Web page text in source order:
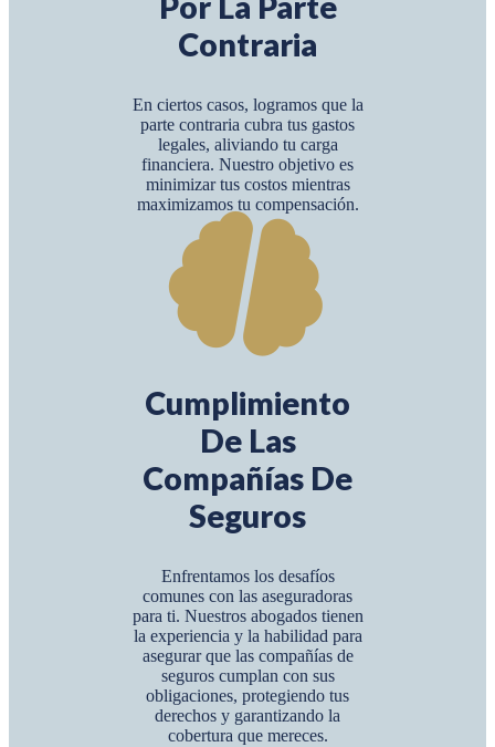
Contraria
En ciertos casos, logramos que la
parte contraria cubra tus gastos
legales, aliviando tu carga
financiera. Nuestro objetivo es
minimizar tus costos mientras
maximizamos tu compensación.
Cumplimiento
De Las
Compañías De
Seguros
Enfrentamos los desafíos
comunes con las aseguradoras
para ti. Nuestros abogados tienen
la experiencia y la habilidad para
asegurar que las compañías de
seguros cumplan con sus
obligaciones, protegiendo tus
derechos y garantizando la
cobertura que mereces.